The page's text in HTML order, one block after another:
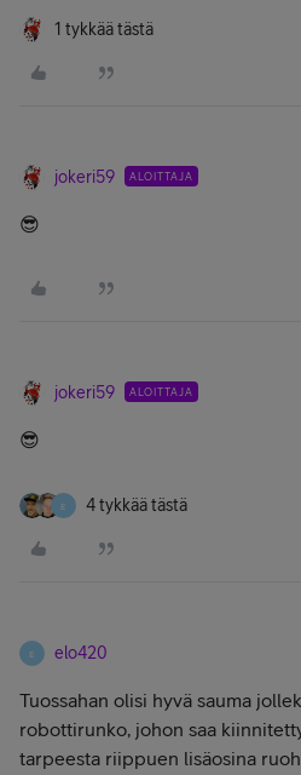
1 tykkää tästä
jokeri59 ALOITTAJA
😎
jokeri59 ALOITTAJA
😎
E 4 tykkää tästä
E elo420
Tuossahan olisi hyvä sauma
robottirunko, johon saa
tarpeesta riippuen lisäosina